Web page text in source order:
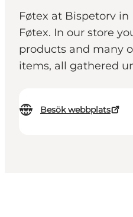
Føtex at Bispetorv
Føtex. In our store
products and many
items, all gathered
Besök webbplats